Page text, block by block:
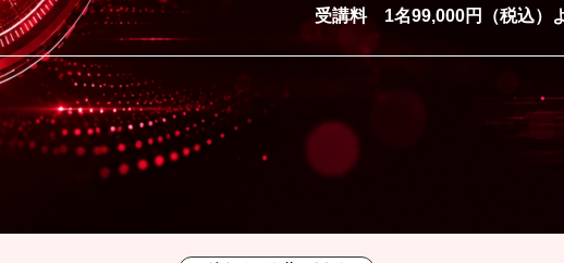
受講料 1名99,000円（税込）